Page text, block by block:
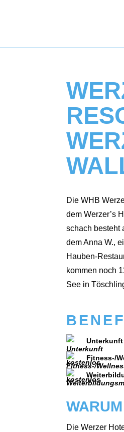
Die WHB
dem Werzer’s
schach besteht
dem Anna W.,
Hau­ben-
kom­men noch
See in
Fitness-/
Die Wer­zer